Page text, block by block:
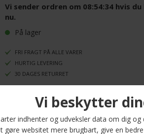
Vi sender ordren om 08:54:34 hvis
nu.
På lager
FRI FRAGT PÅ ALLE VARER
HURTIG LEVERING
30 DAGES RETURRET
pakke indeholder fem par tights, der er designet
pasform og holde dig komfortabel hele dagen.
blød og åndbar bambusviskose, som er 3-4
bomuld, hvilket gør dem til et ideelt valg til både